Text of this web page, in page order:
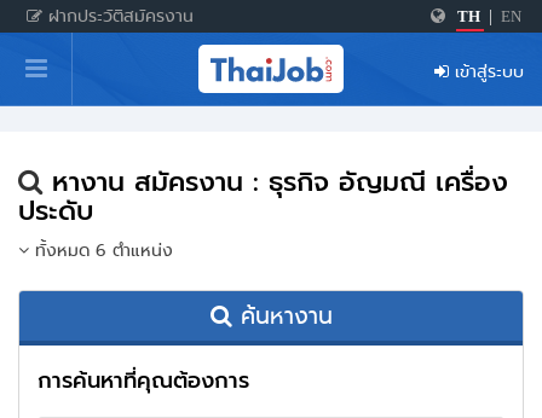
ฝากประวัติสมัครงาน TH EN
หน้าหลัก
ผู้สมัครงาน: เข้าสู่ระบบ
เกร็ดความรู้
สำหรับผู้ประกอบการ
เข้าสู่ระบบ
หางาน สมัครงาน : ธุรกิจ อัญมณี เครื่อง
ประดับ
ทั้งหมด 6 ตำแหน่ง
ค้นหางาน
การค้นหาที่คุณต้องการ